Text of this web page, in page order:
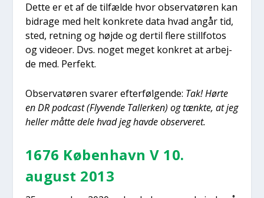
Det­te er et af de til­fæl­de hvor obser­va­tø­ren kan
bidra­ge med helt kon­kre­te data hvad angår tid,
sted, ret­ning og høj­de og der­til fle­re stil­l­fo­tos
og video­er. Dvs. noget meget kon­kret at arbej­
de med. Per­fekt.
Obser­va­tø­ren sva­rer efter­føl­gen­de: Tak! Hør­te
en DR podcast (Fly­ven­de Tal­ler­ken) og tænk­te, at jeg
hel­ler måt­te dele hvad jeg hav­de obser­ve­ret.
1676 Køben­havn V 10.
august 2013